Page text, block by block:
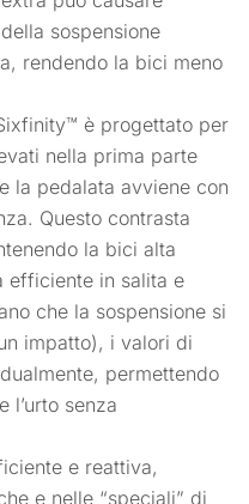
sospensione
rendendo la bici meno
è progettato per
nella prima parte
la pedalata avviene con
Questo contrasta
la bici alta
efficiente in salita e
che la sospensione si
impatto), i valori di
permettendo
l’urto senza
e reattiva,
e nelle “speciali” di